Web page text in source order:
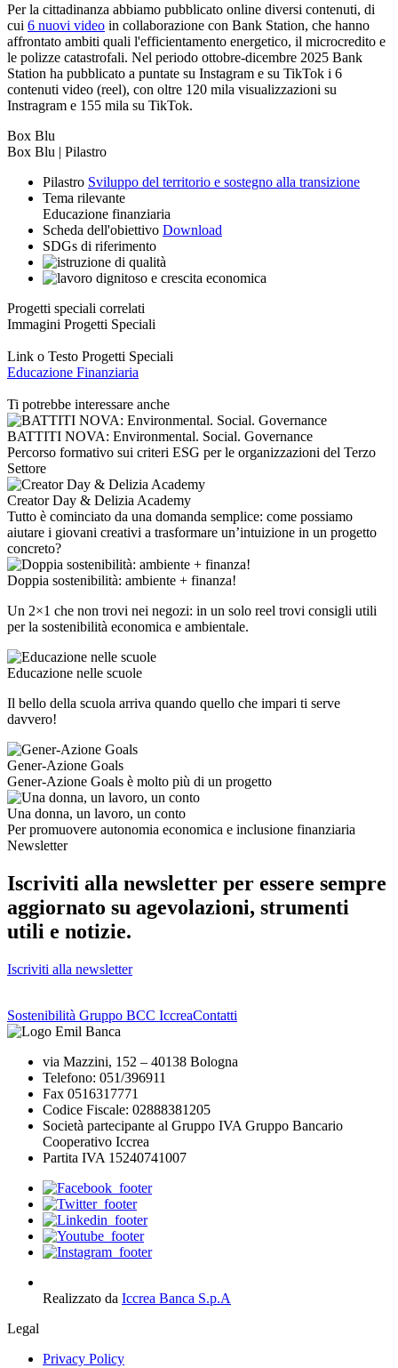
Per la cittadinanza abbiamo pubblicato online diversi contenuti, di
cui 6 nuovi video in collaborazione con Bank Station, che hanno
affrontato ambiti quali l'efficientamento energetico, il microcredito e
le polizze catastrofali. Nel periodo ottobre-dicembre 2025 Bank
Station ha pubblicato a puntate su Instagram e su TikTok i 6
contenuti video (reel), con oltre 120 mila visualizzazioni su
Instragram e 155 mila su TikTok.
Box Blu
Box Blu | Pilastro
Pilastro Sviluppo del territorio e sostegno alla transizione
Tema rilevante
Educazione finanziaria
Scheda dell'obiettivo Download
SDGs di riferimento
Progetti speciali correlati
Immagini Progetti Speciali
Link o Testo Progetti Speciali
Educazione Finanziaria
Ti potrebbe interessare anche
BATTITI NOVA: Environmental. Social. Governance
Percorso formativo sui criteri ESG per le organizzazioni del Terzo
Settore
Creator Day & Delizia Academy
Tutto è cominciato da una domanda semplice: come possiamo
aiutare i giovani creativi a trasformare un’intuizione in un progetto
concreto?
Doppia sostenibilità: ambiente + finanza!
Un 2×1 che non trovi nei negozi: in un solo reel trovi consigli utili
per la sostenibilità economica e ambientale.
Educazione nelle scuole
Il bello della scuola arriva quando quello che impari ti serve
davvero!
Gener-Azione Goals
Gener-Azione Goals è molto più di un progetto
Una donna, un lavoro, un conto
Per promuovere autonomia economica e inclusione finanziaria
Newsletter
Iscriviti alla newsletter per essere sempre
aggiornato su agevolazioni, strumenti
utili e notizie.
Iscriviti alla newsletter
Sostenibilità Gruppo BCC IccreaContatti
via Mazzini, 152 – 40138 Bologna
Telefono: 051/396911
Fax 0516317771
Codice Fiscale: 02888381205
Società partecipante al Gruppo IVA Gruppo Bancario
Cooperativo Iccrea
Partita IVA 15240741007
Realizzato da Iccrea Banca S.p.A
Legal
Privacy Policy